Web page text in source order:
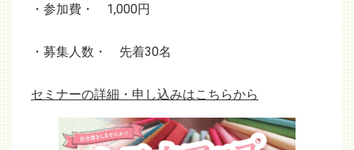
・参加費・ 1,000円
・募集人数・ 先着30名
セミナーの詳細・申し込みはこちらから